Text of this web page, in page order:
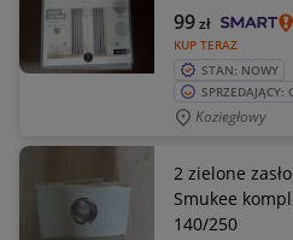
KUP TERAZ
99zł
STAN: NOWY
SPRZEDAJĄCY:
Koziegłowy
2 zielone
Smukee
140/250